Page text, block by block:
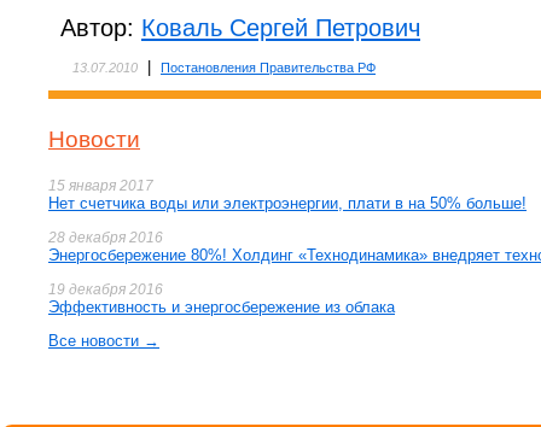
Автор: Коваль Сергей Петрович
13.07.2010 Постановления Правительства РФ
Новости
15 января 2017
Нет счетчика воды или электроэнергии, плати в на 50% больше!
28 декабря 2016
Энергосбережение 80%! Холдинг «Технодинамика» внедряет
19 декабря 2016
Эффективность и энергосбережение из облака
Все новости →